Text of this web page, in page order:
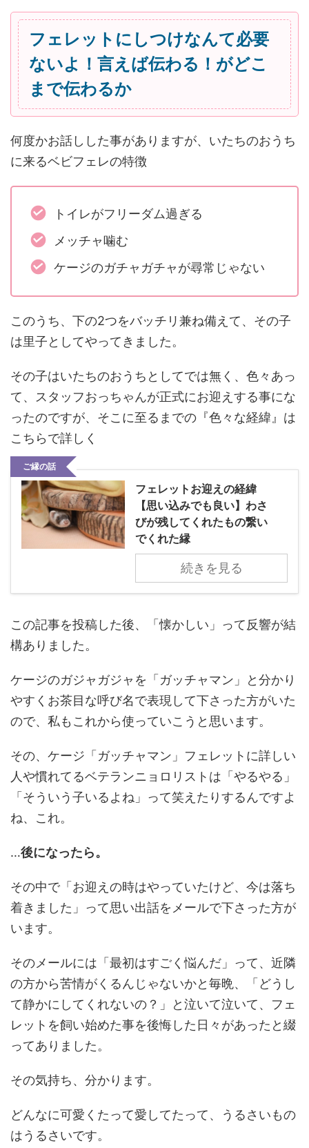
フェレットにしつけなんて必要
ないよ！言えば伝わる！がどこ
まで伝わるか
何度かお話しした事がありますが、いたちのおうち
に来るベビフェレの特徴
トイレがフリーダム過ぎる
メッチャ噛む
ケージのガチャガチャが尋常じゃない
このうち、下の2つをバッチリ兼ね備えて、その子
は里子としてやってきました。
その子はいたちのおうちとしてでは無く、色々あっ
て、スタッフおっちゃんが正式にお迎えする事にな
ったのですが、そこに至るまでの『色々な経緯』は
こちらで詳しく
ご縁の話
フェレットお迎えの経緯
【思い込みでも良い】わさ
びが残してくれたもの繋い
でくれた縁
続きを見る
この記事を投稿した後、「懐かしい」って反響が結
構ありました。
ケージのガジャガジャを「ガッチャマン」と分かり
やすくお茶目な呼び名で表現して下さった方がいた
ので、私もこれから使っていこうと思います。
その、ケージ「ガッチャマン」フェレットに詳しい
人や慣れてるベテランニョロリストは「やるやる」
「そういう子いるよね」って笑えたりするんですよ
ね、これ。
…後になったら。
その中で「お迎えの時はやっていたけど、今は落ち
着きました」って思い出話をメールで下さった方が
います。
そのメールには「最初はすごく悩んだ」って、近隣
の方から苦情がくるんじゃないかと毎晩、「どうし
て静かにしてくれないの？」と泣いて泣いて、フェ
レットを飼い始めた事を後悔した日々があったと綴
ってありました。
その気持ち、分かります。
どんなに可愛くたって愛してたって、うるさいもの
はうるさいです。